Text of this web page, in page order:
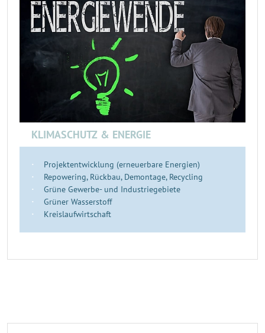
KLIMASCHUTZ & ENERGIE
Projektentwicklung (erneuerbare Energien)
Repowering, Rückbau, Demontage, Recycling
Grüne Gewerbe- und Industriegebiete
Grüner Wasserstoff
Kreislaufwirtschaft